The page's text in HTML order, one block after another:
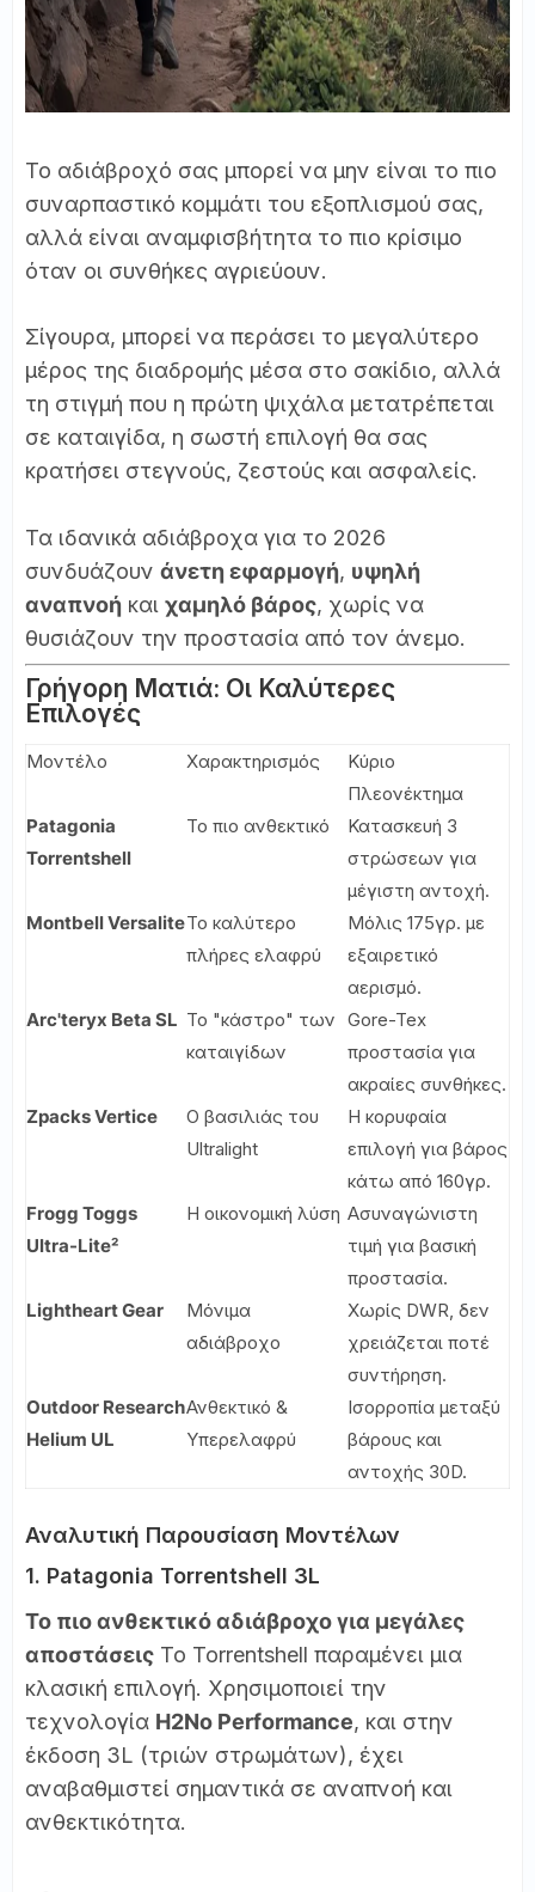
Το αδιάβροχό σας μπορεί να μην είναι το πιο
συναρπαστικό κομμάτι του εξοπλισμού σας,
αλλά είναι αναμφισβήτητα το πιο κρίσιμο
όταν οι συνθήκες αγριεύουν.
Σίγουρα, μπορεί να περάσει το μεγαλύτερο
μέρος της διαδρομής μέσα στο σακίδιο, αλλά
τη στιγμή που η πρώτη ψιχάλα μετατρέπεται
σε καταιγίδα, η σωστή επιλογή θα σας
κρατήσει στεγνούς, ζεστούς και ασφαλείς.
Τα ιδανικά αδιάβροχα για το 2026
συνδυάζουν άνετη εφαρμογή, υψηλή
αναπνοή και χαμηλό βάρος, χωρίς να
θυσιάζουν την προστασία από τον άνεμο.
Γρήγορη Ματιά: Οι Καλύτερες
Επιλογές
Μοντέλο Χαρακτηρισμός
Κύριο
Πλεονέκτημα
Patagonia
Torrentshell
Το πιο ανθεκτικό
Κατασκευή 3
στρώσεων για
μέγιστη αντοχή.
Montbell VersaliteΤο καλύτερο
πλήρες ελαφρύ
Μόλις 175γρ. με
εξαιρετικό
αερισμό.
Arc'teryx Beta SL Το "κάστρο" των
καταιγίδων
Gore-Tex
προστασία για
ακραίες συνθήκες.
Zpacks Vertice
Ο βασιλιάς του
Ultralight
Η κορυφαία
επιλογή για βάρος
κάτω από 160γρ.
Frogg Toggs
Ultra-Lite²
Η οικονομική λύση Ασυναγώνιστη
τιμή για βασική
προστασία.
Lightheart Gear
Μόνιμα
αδιάβροχο
Χωρίς DWR, δεν
χρειάζεται ποτέ
συντήρηση.
Outdoor Research
Helium UL
Ανθεκτικό &
Υπερελαφρύ
Ισορροπία μεταξύ
βάρους και
αντοχής 30D.
Αναλυτική Παρουσίαση Μοντέλων
1. Patagonia Torrentshell 3L
Το πιο ανθεκτικό αδιάβροχο για μεγάλες
αποστάσεις Το Torrentshell παραμένει μια
κλασική επιλογή. Χρησιμοποιεί την
τεχνολογία H2No Performance, και στην
έκδοση 3L (τριών στρωμάτων), έχει
αναβαθμιστεί σημαντικά σε αναπνοή και
ανθεκτικότητα.